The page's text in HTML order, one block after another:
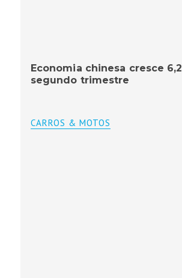
Economia chinesa cresce
segundo trimestre
CARROS & MOTOS